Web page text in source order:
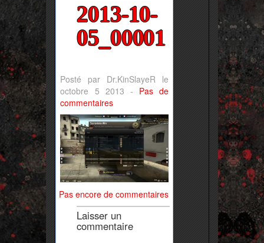
2013-10-
05_00001
Posté par Dr.KinSlayeR le
octobre 5 2013 - Pas de
commentaires
Pas encore de commentaires
Laisser un
commentaire